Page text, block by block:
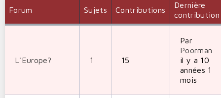
Forum Sujets Contributions
Dernière
contribution
Aucun
L'Europe? 1 15
Par
Poorman
il y a 10
années 1
mois